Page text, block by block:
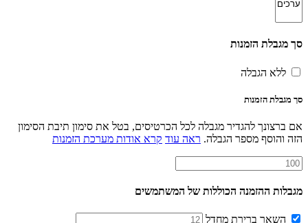
סך מגבלת הזמנות
ללא הגבלה
סך מגבלת הזמנות
אם ברצונך להגדיר מגבלה לכל הכרטיסים, בטל את סימון תיבת הסימון
הזה והוסף מספר הגבלה. ראה עוד קרא אודות מערכת הזמנות
מגבלות ההזמנה הכוללות של המשתמשים
השאר ברירת מחדל